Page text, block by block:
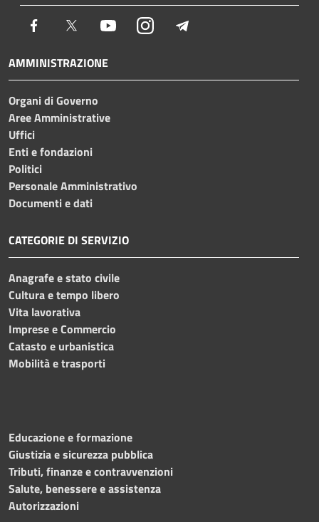
Facebook Twitter YoutubeInstagram
AMMINISTRAZIONE
Organi di Governo
Aree Amministrative
Uffici
Enti e fondazioni
Politici
Personale Amministrativo
Documenti e dati
CATEGORIE DI SERVIZIO
Anagrafe e stato civile
Cultura e tempo libero
Vita lavorativa
Imprese e Commercio
Catasto e urbanistica
Mobilità e trasporti
Educazione e formazione
Giustizia e sicurezza pubblica
Tributi, finanze e contravvenzioni
Salute, benessere e assistenza
Autorizzazioni